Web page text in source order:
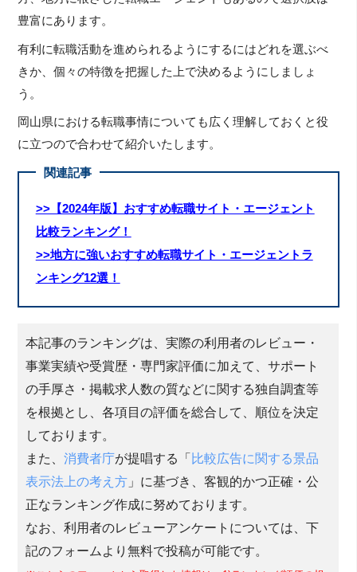
豊富にあります。
有利に転職活動を進められるようにするにはどれを選ぶべ
きか、個々の特徴を把握した上で決めるようにしましょ
う。
岡山県における転職事情についても広く理解しておくと役
に立つので合わせて紹介いたします。
関連記事
>>【2024年版】おすすめ転職サイト・エージェント
比較ランキング！
>>地方に強いおすすめ転職サイト・エージェントラ
ンキング12選！
本記事のランキングは、実際の利用者のレビュー・
事業実績や受賞歴・専門家評価に加えて、サポート
の手厚さ・掲載求人数の質などに関する独自調査等
を根拠とし、各項目の評価を総合して、順位を決定
しております。
また、消費者庁が提唱する「 比較広告に関する景品
表示法上の考え方 」に基づき、客観的かつ正確・公
正なランキング作成に努めております。
なお、利用者のレビューアンケートについては、下
記のフォームより無料で投稿が可能です。